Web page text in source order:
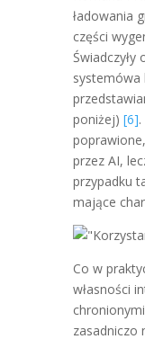
ładowania
części
systemówa
poniżej) [6]
przez AI,
przypadku
mające
Co w
własności
zasadniczo